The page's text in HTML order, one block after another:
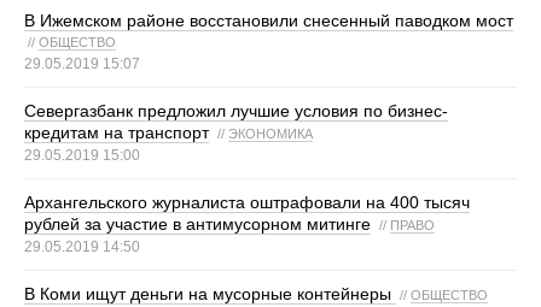
В Ижемском районе восстановили снесенный паводком мост
// ОБЩЕСТВО
29.05.2019 15:07
Севергазбанк предложил лучшие условия по бизнес-
кредитам на транспорт // ЭКОНОМИКА
29.05.2019 15:00
Архангельского журналиста оштрафовали на 400 тысяч
рублей за участие в антимусорном митинге // ПРАВО
29.05.2019 14:50
В Коми ищут деньги на мусорные контейнеры // ОБЩЕСТВО